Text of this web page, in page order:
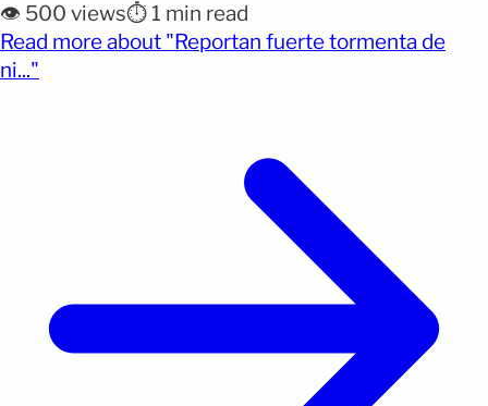
pronósticos de hasta 10 pies de nieve y vientos
extremos. Por ello, se lanzó advertencia a los
residentes y visitantes que busquen refugio,
👁️ 500 views⏱️ 1 min read
Read more about "Reportan fuerte tormenta de
ni..."